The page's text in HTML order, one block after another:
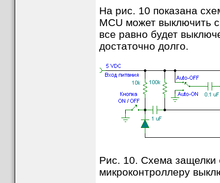
На рис. 10 показана
MCU может выключить
все равно будет
достаточно долго.
Рис. 10. Схема защелки
микроконтроллеру